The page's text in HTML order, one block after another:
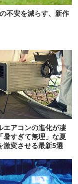
不安を減らす、新作
エアコンの進化が凄
暑すぎて無理」な夏
激変させる最新5選